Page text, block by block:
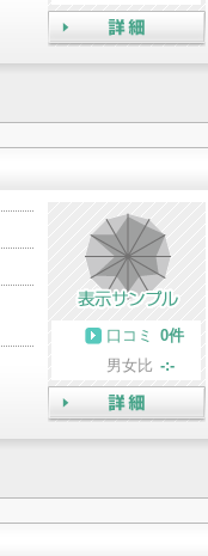
口コミ
0件
男女比 -:-